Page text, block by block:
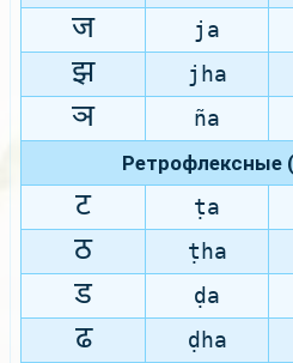
ज ja
झ jha
ञ ña
Ретрофлексные
ट ṭa
ठ ṭha
ड ḍa
ढ ḍha